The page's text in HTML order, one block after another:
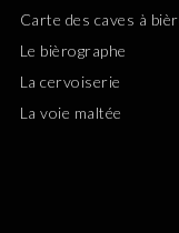
Carte des caves à
Le bièrographe
La cervoiserie
La voie maltée